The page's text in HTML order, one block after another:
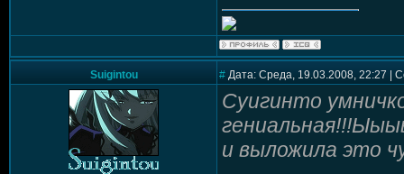
Suigintou # Дата: Среда, 19.03.2008, 22:27 |
Суигинто
и выложила это